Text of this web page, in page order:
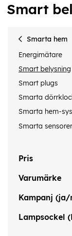
Smart
Smarta hem
Energimätare
Smart belysning
Smart plugs
Smarta
Smarta hem-
Smarta sensorer
Pris
Varumärke
Kampanj (ja/
Lampsockel